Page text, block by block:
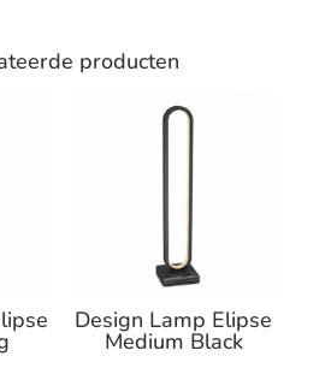
producten
Design Lamp Elipse
Medium Black